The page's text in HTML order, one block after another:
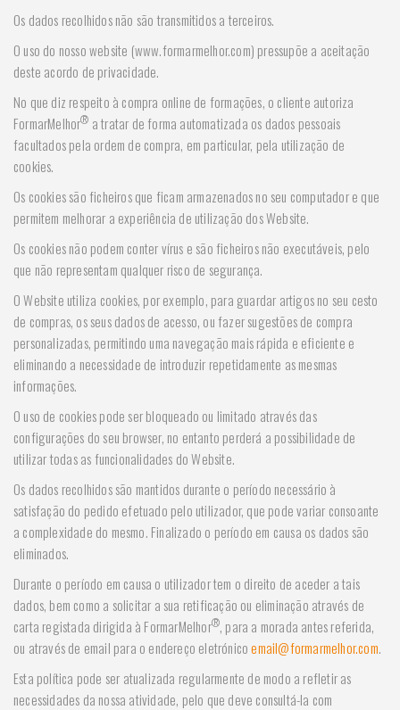
Os dados recolhidos não são transmitidos a terceiros.
O uso do nosso website (www.formarmelhor.com) pressupõe a aceitação
deste acordo de privacidade.
No que diz respeito à compra online de formações, o cliente autoriza
FormarMelhor® a tratar de forma automatizada os dados pessoais
facultados pela ordem de compra, em particular, pela utilização de
cookies.
Os cookies são ficheiros que ficam armazenados no seu computador e que
permitem melhorar a experiência de utilização dos Website.
Os cookies não podem conter vírus e são ficheiros não executáveis, pelo
que não representam qualquer risco de segurança.
O Website utiliza cookies, por exemplo, para guardar artigos no seu cesto
de compras, os seus dados de acesso, ou fazer sugestões de compra
personalizadas, permitindo uma navegação mais rápida e eficiente e
eliminando a necessidade de introduzir repetidamente as mesmas
informações.
O uso de cookies pode ser bloqueado ou limitado através das
configurações do seu browser, no entanto perderá a possibilidade de
utilizar todas as funcionalidades do Website.
Os dados recolhidos são mantidos durante o período necessário à
satisfação do pedido efetuado pelo utilizador, que pode variar consoante
a complexidade do mesmo. Finalizado o período em causa os dados são
eliminados.
Durante o período em causa o utilizador tem o direito de aceder a tais
dados, bem como a solicitar a sua retificação ou eliminação através de
carta registada dirigida à FormarMelhor®, para a morada antes referida,
ou através de email para o endereço eletrónicoemail@formarmelhor.com.
Esta política pode ser atualizada regularmente de modo a refletir as
necessidades da nossa atividade, pelo que deve consultá-la com